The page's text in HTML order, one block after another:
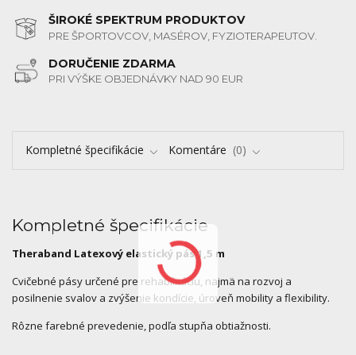
ŠIROKÉ SPEKTRUM PRODUKTOV
PRE ŠPORTOVCOV, MASÉROV, FYZIOTERAPEUTOV.
DORUČENIE ZDARMA
PRI VÝŠKE OBJEDNÁVKY NAD 90 EUR
Kompletné špecifikácie Komentáre 0
Kompletné špecifikácie
Theraband Latexový elastický pás 1,5 m
Cvičebné pásy určené pre rehabilitáciu, najmä na rozvoj a
posilnenie svalov a zvýšenie kondície, úroveň mobility a flexibility.
Rôzne farebné prevedenie, podľa stupňa obtiažnosti.